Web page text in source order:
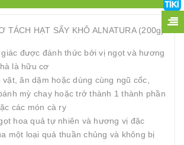
TÁCH HẠT SẤY KHÔ ALNATURA (200g)
được đánh thức bởi vị ngọt và hương
là hữu cơ
ăn dặm hoặc dùng cùng ngũ cốc,
mỳ chay hoặc trở thành 1 thành phần
các món cà ry
hoa quả tự nhiên và hương vị đặc
một loại quả thuần chủng và không bị